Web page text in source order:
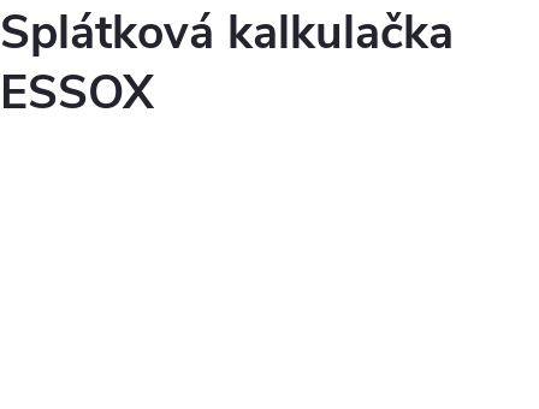
Splátková kalkulačka
ESSOX